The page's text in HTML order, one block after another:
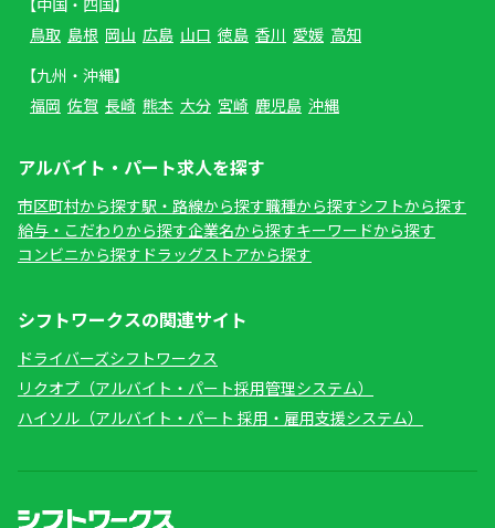
【中国・四国】
鳥取 島根 岡山 広島 山口 徳島 香川 愛媛 高知
【九州・沖縄】
福岡 佐賀 長崎 熊本 大分 宮崎 鹿児島 沖縄
アルバイト・パート求人を探す
市区町村から探す駅・路線から探す職種から探すシフトから探す
給与・こだわりから探す企業名から探すキーワードから探す
コンビニから探す ドラッグストアから探す
シフトワークスの関連サイト
ドライバーズシフトワークス
リクオプ（アルバイト・パート採用管理システム）
ハイソル（アルバイト・パート 採用・雇用支援システム）